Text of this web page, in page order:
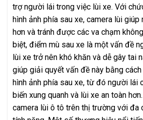
trợ người lái trong việc lùi xe. Với
hình ảnh phía sau xe, camera lùi
hơn và tránh được các va chạm
biệt, điểm mù sau xe là một vấn đề
lùi xe trở nên khó khăn và dễ gây tai
giúp giải quyết vấn đề này bằng
hình ảnh phía sau xe, từ đó người lái
biến xung quanh và lùi xe an toàn
camera lùi ô tô trên thị trường với đa